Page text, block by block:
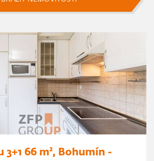
3+1 66 m², Bohumín -